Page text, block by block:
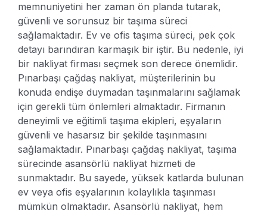
memnuniyetini her zaman ön planda tutarak,
güvenli ve sorunsuz bir taşıma süreci
sağlamaktadır. Ev ve ofis taşıma süreci, pek çok
detayı barındıran karmaşık bir iştir. Bu nedenle, iyi
bir nakliyat firması seçmek son derece önemlidir.
Pınarbaşı çağdaş nakliyat, müşterilerinin bu
konuda endişe duymadan taşınmalarını sağlamak
için gerekli tüm önlemleri almaktadır. Firmanın
deneyimli ve eğitimli taşıma ekipleri, eşyaların
güvenli ve hasarsız bir şekilde taşınmasını
sağlamaktadır. Pınarbaşı çağdaş nakliyat, taşıma
sürecinde asansörlü nakliyat hizmeti de
sunmaktadır. Bu sayede, yüksek katlarda bulunan
ev veya ofis eşyalarının kolaylıkla taşınması
mümkün olmaktadır. Asansörlü nakliyat, hem